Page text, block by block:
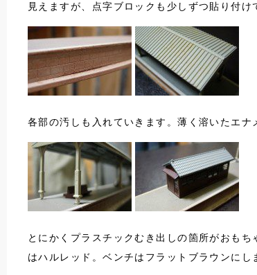
見えますが、点字ブロックも少しずつ貼り付け
各部の汚しも入れていきます。薄く溶いたエ
とにかくプラスチックむき出しの箇所がおも
はハルレッド。ベンチはフラットブラウンにし